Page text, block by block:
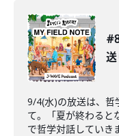
9/4(水)の放送は、哲
て。「夏が終わると
で哲学対話していき